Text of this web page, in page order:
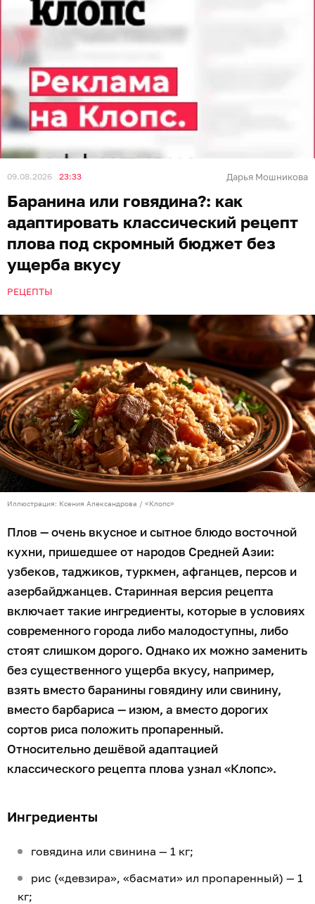
09.08.2026 23:33 Дарья Мошникова
Баранина или говядина?: как
адаптировать классический рецепт
плова под скромный бюджет без
ущерба вкусу
РЕЦЕПТЫ
Иллюстрация: Ксения Александрова / «Клопс»
Плов — очень вкусное и сытное блюдо восточной
кухни, пришедшее от народов Средней Азии:
узбеков, таджиков, туркмен, афганцев, персов и
азербайджанцев. Старинная версия рецепта
включает такие ингредиенты, которые в условиях
современного города либо малодоступны, либо
стоят слишком дорого. Однако их можно заменить
без существенного ущерба вкусу, например,
взять вместо баранины говядину или свинину,
вместо барбариса — изюм, а вместо дорогих
сортов риса положить пропаренный.
Относительно дешёвой адаптацией
классического рецепта плова узнал «Клопс».
Ингредиенты
говядина или свинина — 1 кг;
рис («девзира», «басмати» ил пропаренный) — 1
кг;